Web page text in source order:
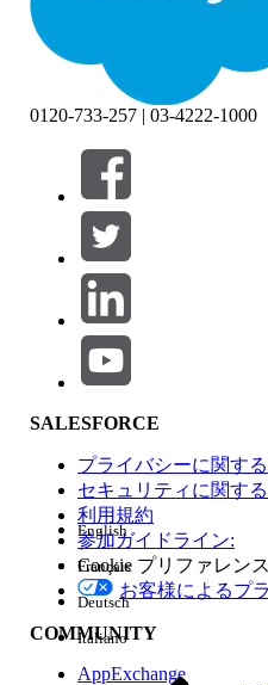
絞り込み条件 (0)
絞り込み条件を選択
製品エリア
機能の影響
エディション
0120-733-257 | 03-4222-1000
SALESFORCE
プライバシーに関す
セキュリティに関す
利用規約
参加ガイドライン:
Cookie プリファレン
お客様によるプ
COMMUNITY
AppExchange
English
Français
Deutsch
Italiano